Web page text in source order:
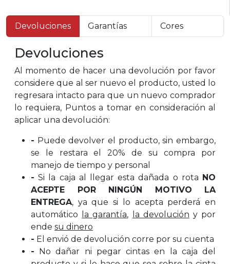
Devoluciones Garantías Cores
Devoluciones
Al momento de hacer una devolución por favor
considere que al ser nuevo el producto, usted lo
regresara intacto para que un nuevo comprador
lo requiera, Puntos a tomar en consideración al
aplicar una devolución:
- Puede devolver el producto, sin embargo,
se le restara el 20% de su compra por
manejo de tiempo y personal
- Si la caja al llegar esta dañada o rota NO
ACEPTE POR NINGÚN MOTIVO LA
ENTREGA, ya que si lo acepta perderá en
automático
la garantía, la devolución y por
ende su dinero
- El envió de devolución corre por su cuenta
- No dañar ni pegar cintas en la caja del